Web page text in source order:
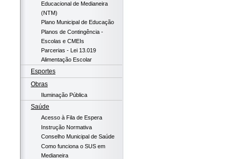
Educacional de Medianeira
(NTM)
Plano Municipal de Educação
Planos de Contingência -
Escolas e CMEIs
Parcerias - Lei 13.019
Alimentação Escolar
Esportes
Obras
Iluminação Pública
Saúde
Acesso à Fila de Espera
Instrução Normativa
Conselho Municipal de Saúde
Como funciona o SUS em
Medianeira